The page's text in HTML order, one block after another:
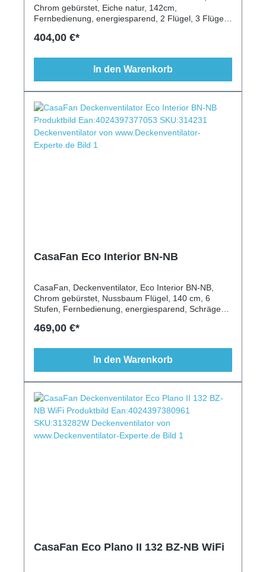
Chrom gebürstet, Eiche natur, 142cm,
Fernbedienung, energiesparend, 2 Flügel, 3 Flügel,
404,00 €*
In den Warenkorb
CasaFan Eco Interior BN-NB
CasaFan, Deckenventilator, Eco Interior BN-NB,
Chrom gebürstet, Nussbaum Flügel, 140 cm, 6
Stufen, Fernbedienung, energiesparend, Schrägen
469,00 €*
In den Warenkorb
CasaFan Eco Plano II 132 BZ-NB WiFi